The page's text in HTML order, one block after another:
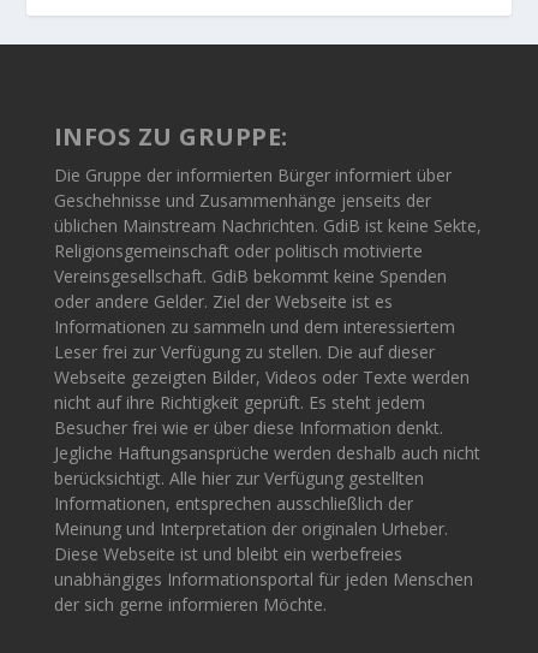
INFOS ZU GRUPPE:
Die Gruppe der informierten Bürger informiert über
Geschehnisse und Zusammenhänge jenseits der
üblichen Mainstream Nachrichten. GdiB ist keine Sekte,
Religionsgemeinschaft oder politisch motivierte
Vereinsgesellschaft. GdiB bekommt keine Spenden
oder andere Gelder. Ziel der Webseite ist es
Informationen zu sammeln und dem interessiertem
Leser frei zur Verfügung zu stellen. Die auf dieser
Webseite gezeigten Bilder, Videos oder Texte werden
nicht auf ihre Richtigkeit geprüft. Es steht jedem
Besucher frei wie er über diese Information denkt.
Jegliche Haftungsansprüche werden deshalb auch nicht
berücksichtigt. Alle hier zur Verfügung gestellten
Informationen, entsprechen ausschließlich der
Meinung und Interpretation der originalen Urheber.
Diese Webseite ist und bleibt ein werbefreies
unabhängiges Informationsportal für jeden Menschen
der sich gerne informieren Möchte.